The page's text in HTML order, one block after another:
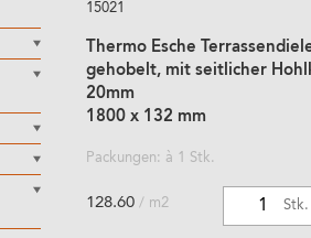
15021
Thermo Esche
gehobelt, mit seitlicher
20mm
1800 x 132 mm
Packungen: à 1 Stk.
Stk.
128.60 / m2